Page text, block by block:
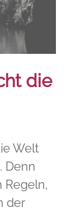
die
Welt
Denn
Regeln,
der